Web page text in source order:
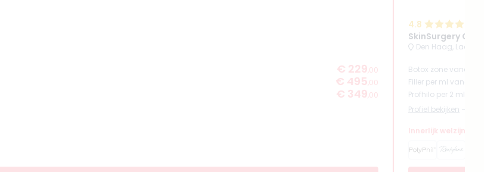
€ 229 ,00
€ 495 ,00
€ 349 ,00
4.8
SkinSurgery
Den Haag, Laan
Botox zone vanaf
Filler per ml vanaf
Profhilo per 2 ml
Profiel bekijken
Innerlijk welzijn en